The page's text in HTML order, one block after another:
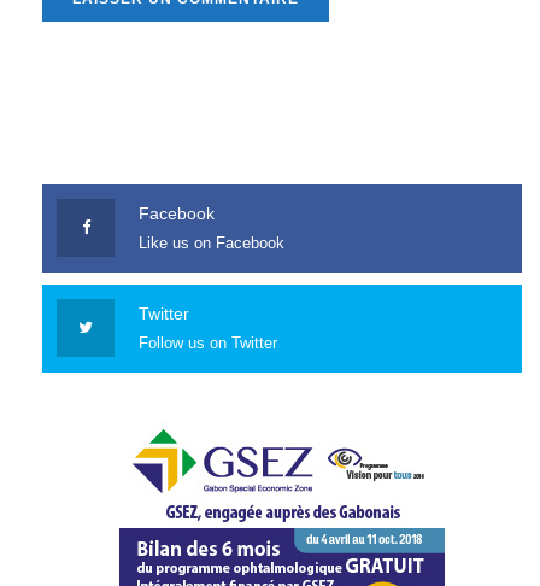
Facebook
Like us on Facebook
Twitter
Follow us on Twitter